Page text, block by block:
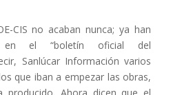
CIS no acaban nunca; ya han
en el “boletín oficial del
Sanlúcar Información varios
que iban a empezar las obras,